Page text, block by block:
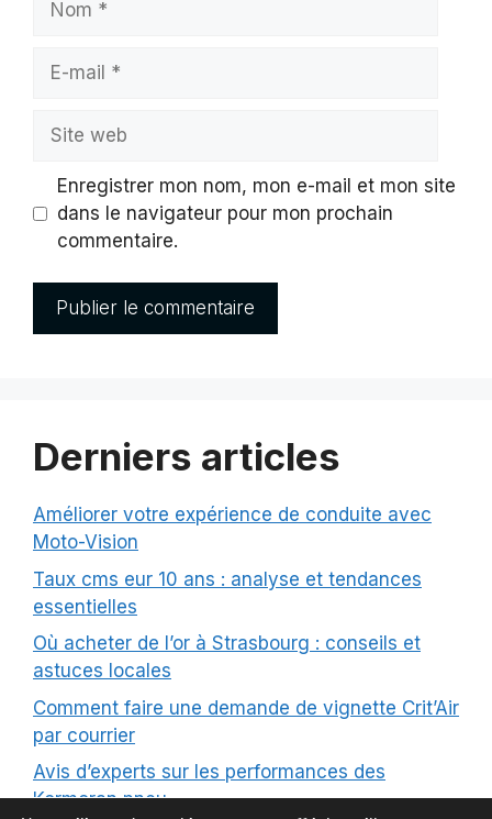
mail
web
Enregistrer mon nom, mon e-mail et mon site
dans le navigateur pour mon prochain
commentaire.
Derniers articles
Améliorer votre expérience de conduite avec
Moto-Vision
Taux cms eur 10 ans : analyse et tendances
essentielles
Où acheter de l’or à Strasbourg : conseils et
astuces locales
Comment faire une demande de vignette Crit’Air
par courrier
Avis d’experts sur les performances des
Kormoran pneu